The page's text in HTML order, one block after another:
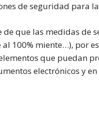
de seguridad para
que las medidas
100% miente…), por
que puedan
electrónicos y